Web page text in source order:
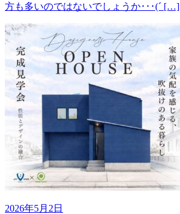
方も多いのではないでしょうか･･･(´ […]
2026年5月2日